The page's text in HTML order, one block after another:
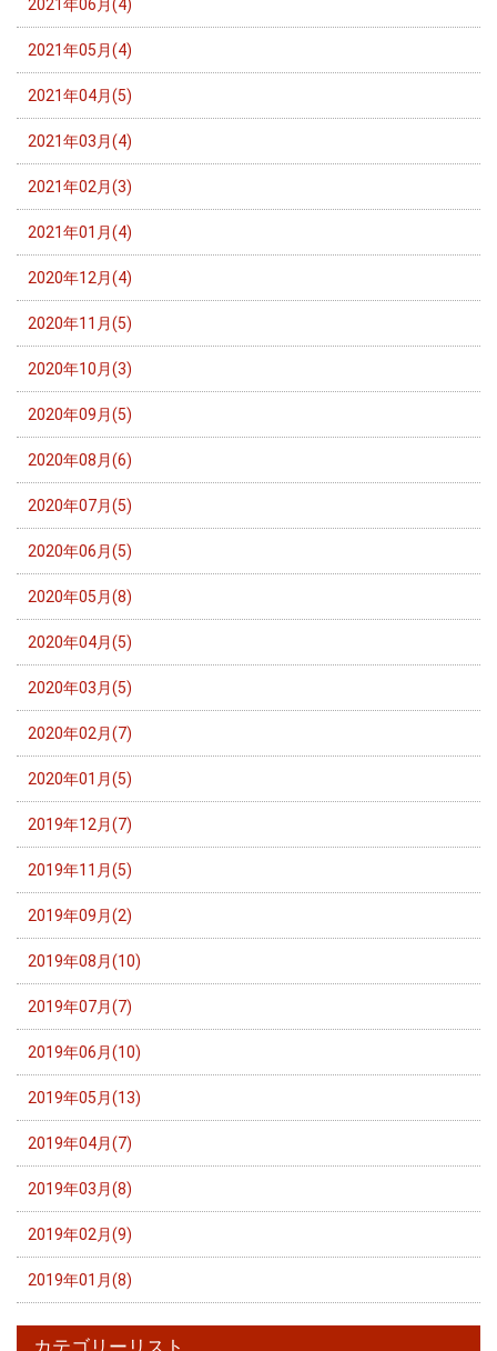
2021年06月(4)
2021年05月(4)
2021年04月(5)
2021年03月(4)
2021年02月(3)
2021年01月(4)
2020年12月(4)
2020年11月(5)
2020年10月(3)
2020年09月(5)
2020年08月(6)
2020年07月(5)
2020年06月(5)
2020年05月(8)
2020年04月(5)
2020年03月(5)
2020年02月(7)
2020年01月(5)
2019年12月(7)
2019年11月(5)
2019年09月(2)
2019年08月(10)
2019年07月(7)
2019年06月(10)
2019年05月(13)
2019年04月(7)
2019年03月(8)
2019年02月(9)
2019年01月(8)